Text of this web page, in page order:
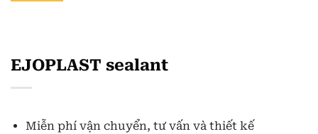
EJOPLAST sealant
Miễn phí vận chuyển, tư vấn và thiết kế